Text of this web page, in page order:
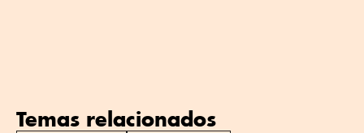
Temas relacionados